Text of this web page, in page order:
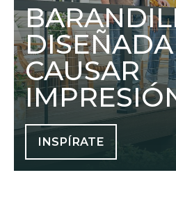
CAUSAR
INSPÍRATE